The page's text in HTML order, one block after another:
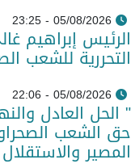
05/08/2026 - 23:25
الرئيس إبراهيم
التحررية للشعب
05/08/2026 - 22:06
" الحل العادل
حق الشعب
المصير